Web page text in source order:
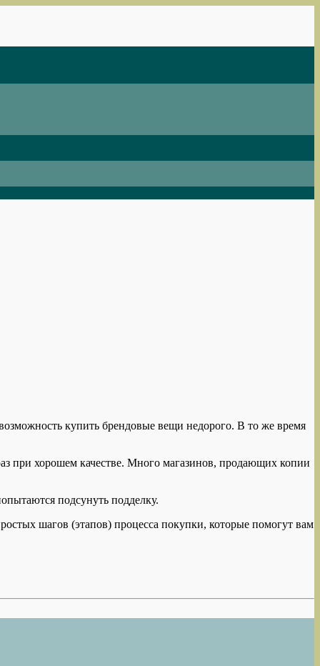
купить брендовые вещи недорого. В то же время
при хорошем качестве. Много магазинов, продающих копии
подсунуть подделку.
шагов (этапов) процесса покупки, которые помогут вам